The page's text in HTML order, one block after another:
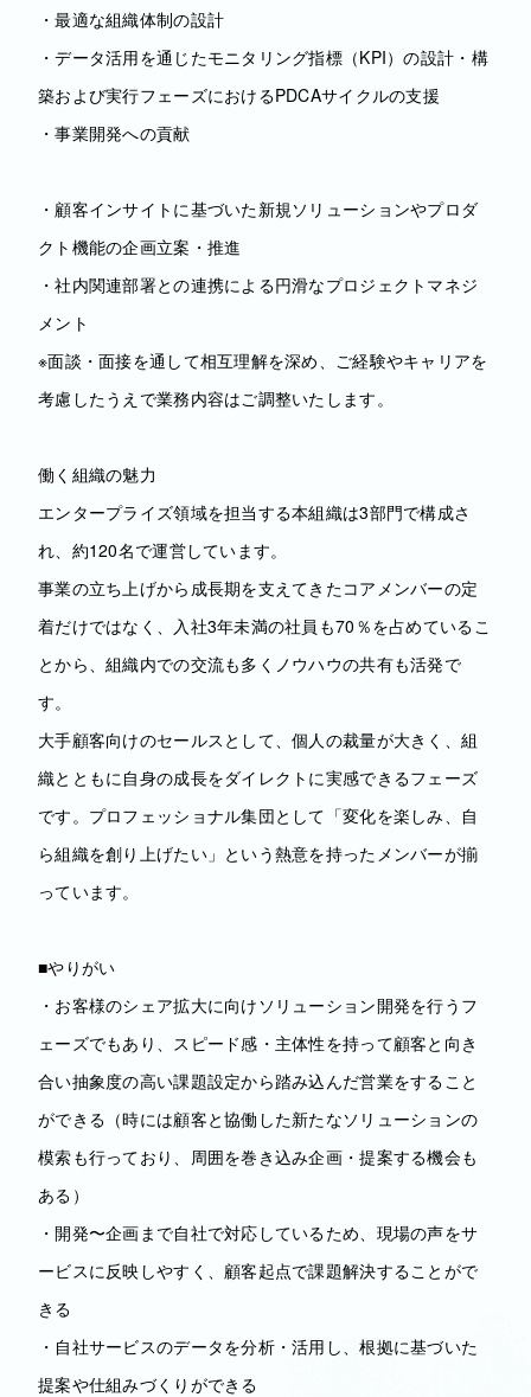
・最適な組織体制の設計
・データ活用を通じたモニタリング指標（KPI）の設計・構
築および実行フェーズにおけるPDCAサイクルの支援
・事業開発への貢献
・顧客インサイトに基づいた新規ソリューションやプロダ
クト機能の企画立案・推進
・社内関連部署との連携による円滑なプロジェクトマネジ
メント
※面談・面接を通して相互理解を深め、ご経験やキャリアを
考慮したうえで業務内容はご調整いたします。
働く組織の魅力
エンタープライズ領域を担当する本組織は3部門で構成さ
れ、約120名で運営しています。
事業の立ち上げから成長期を支えてきたコアメンバーの定
着だけではなく、入社3年未満の社員も70％を占めているこ
とから、組織内での交流も多くノウハウの共有も活発で
す。
大手顧客向けのセールスとして、個人の裁量が大きく、組
織とともに自身の成長をダイレクトに実感できるフェーズ
です。プロフェッショナル集団として「変化を楽しみ、自
ら組織を創り上げたい」という熱意を持ったメンバーが揃
っています。
■やりがい
・お客様のシェア拡大に向けソリューション開発を行うフ
ェーズでもあり、スピード感・主体性を持って顧客と向き
合い抽象度の高い課題設定から踏み込んだ営業をすること
ができる（時には顧客と協働した新たなソリューションの
模索も行っており、周囲を巻き込み企画・提案する機会も
ある）
・開発〜企画まで自社で対応しているため、現場の声をサ
ービスに反映しやすく、顧客起点で課題解決することがで
きる
・自社サービスのデータを分析・活用し、根拠に基づいた
提案や仕組みづくりができる